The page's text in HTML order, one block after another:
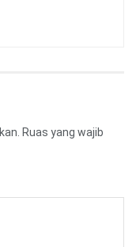
Ruas yang wajib